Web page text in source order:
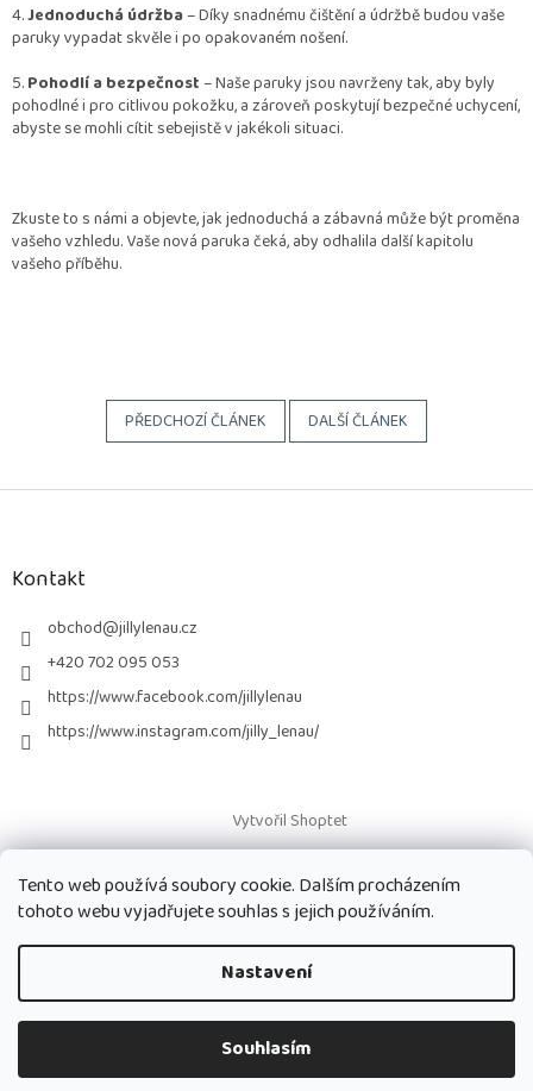
Tento web používá soubory cookie. Dalším procházením
tohoto webu vyjadřujete souhlas s jejich používáním.
Nastavení
Souhlasím
4.Jednoduchá údržba– Díky snadnému čištění a údržbě budou vaše
paruky vypadat skvěle i po opakovaném nošení.
5.Pohodlí a bezpečnost– Naše paruky jsou navrženy tak, aby byly
pohodlné i pro citlivou pokožku, a zároveň poskytují bezpečné uchycení,
abyste se mohli cítit sebejistě v jakékoli situaci.
Zkuste to s námi a objevte, jak jednoduchá a zábavná může být proměna
vašeho vzhledu. Vaše nová paruka čeká, aby odhalila další kapitolu
vašeho příběhu.
PŘEDCHOZÍ ČLÁNEK DALŠÍ ČLÁNEK
Z
Kontakt
obchod@jillylenau.cz
+420 702 095 053
https://www.facebook.com/jillylenau
https://www.instagram.com/jilly_lenau/
Vytvořil Shoptet
Copyright 2026Paruky Jilly Lenau s.r.o.. Všechna práva vyhrazena.